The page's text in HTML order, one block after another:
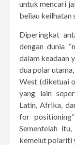
untuk mencari
beliau keilhatan
Diperingkat
dengan dunia
dalam keadaan
dua polar
West (diketuai
yang lain
Latin, Afrika,
for
Sementelah
kemelut polariti